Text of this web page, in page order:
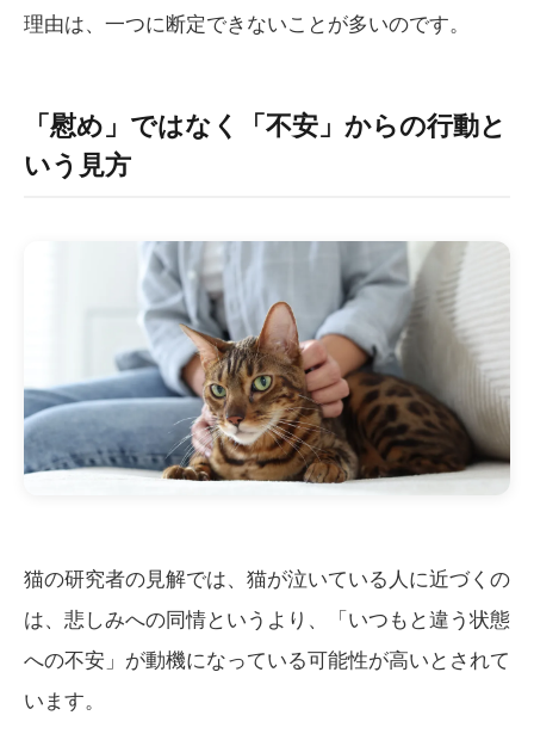
理由は、一つに断定できないことが多いのです。
「慰め」ではなく「不安」からの行動と
いう見方
猫の研究者の見解では、猫が泣いている人に近づくの
は、悲しみへの同情というより、「いつもと違う状態
への不安」が動機になっている可能性が高いとされて
います。